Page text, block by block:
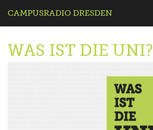
CAMPUSRADIO DRESDEN
WAS IST DIE UNI?